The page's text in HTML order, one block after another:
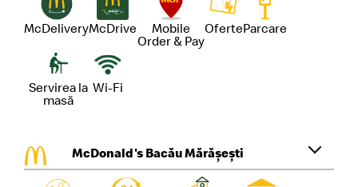
McDeliveryMcDrive
Mobile
Order & Pay
OferteParcare
Servirea la
masă
Wi-Fi
McDonald's Bacău Mărășești